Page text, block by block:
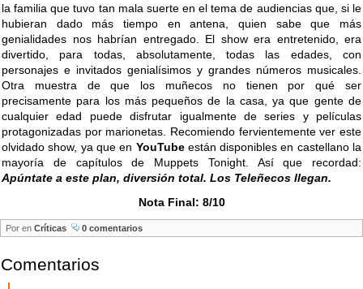
la familia que tuvo tan mala suerte en el tema de audiencias que, si le
hubieran dado más tiempo en antena, quien sabe que más
genialidades nos habrían entregado. El show era entretenido, era
divertido, para todas, absolutamente, todas las edades, con
personajes e invitados genialísimos y grandes números musicales.
Otra muestra de que los muñecos no tienen por qué ser
precisamente para los más pequeños de la casa, ya que gente de
cualquier edad puede disfrutar igualmente de series y películas
protagonizadas por marionetas. Recomiendo fervientemente ver este
olvidado show, ya que en YouTubeestán disponibles en castellano la
mayoría de capítulos de Muppets Tonight. Así que recordad:
Apúntate a este plan, diversión total. Los Teleñecos llegan.
Nota Final: 8/10
Por en Críticas 0 comentarios
Comentarios